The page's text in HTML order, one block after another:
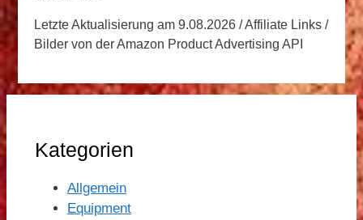
Letzte Aktualisierung am 9.08.2026 / Affiliate Links /
Bilder von der Amazon Product Advertising API
Kategorien
Allgemein
Equipment